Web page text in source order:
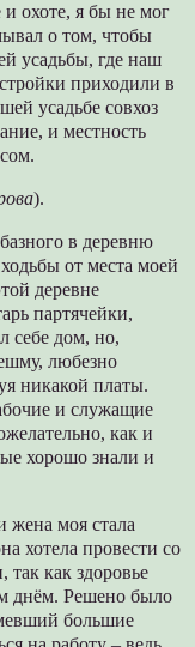
охоте, я бы не мог
о том, чтобы
усадьбы, где наш
приходили в
усадьбе совхоз
и местность
).
в деревню
от места моей
деревне
партячейки,
себе дом, но,
любезно
никакой платы.
и служащие
как и
хорошо знали и
моя стала
хотела провести со
как здоровье
днём. Решено было
большие